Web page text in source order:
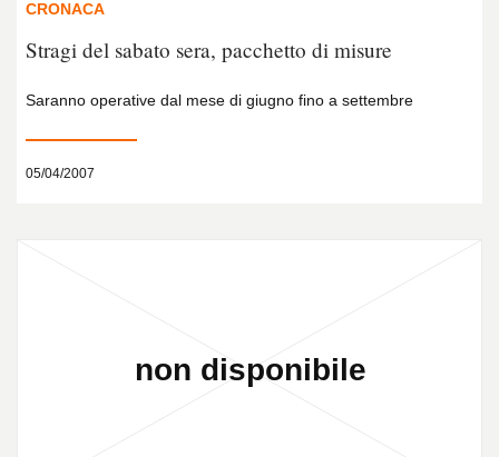
CRONACA
Stragi del sabato sera, pacchetto di misure
Saranno operative dal mese di giugno fino a settembre
05/04/2007